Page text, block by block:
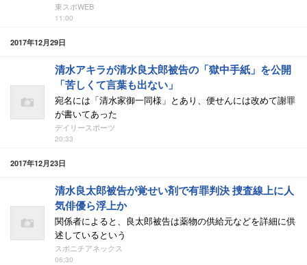
東スポWEB
11:00
2017年12月29日
清水アキラが清水良太郎被告の「獄中手紙」を公開
「苦しくて言葉も出ない」
宛名には「清水家御一同様」とあり、便せんには改めて謝罪
が書いてあった
デイリースポーツ
20:33
2017年12月23日
清水良太郎被告が覚せい剤で有罪判決 捜査線上に人
気俳優ら浮上か
関係者によると、良太郎被告は薬物の供給元などを詳細に供
述しているという
スポニチアネックス
06:30